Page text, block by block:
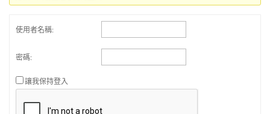
使用者名稱:
密碼:
讓我保持登入